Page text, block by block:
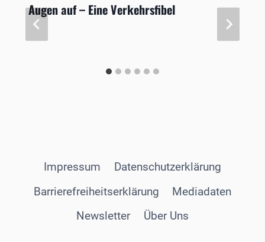
Augen auf – Eine Verkehrsfibel
Impressum
Datenschutzerklärung
Barrierefreiheitserklärung
Mediadaten
Newsletter
Über Uns